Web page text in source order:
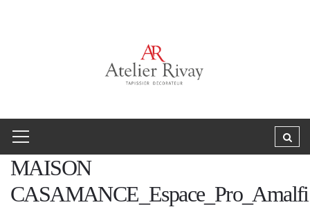
MAISON
CASAMANCE_Espace_Pro_Amalfi